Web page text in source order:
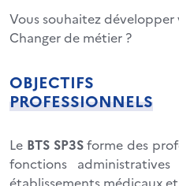
Vous souhaitez développer
Changer de métier ?
OBJECTIFS
PROFESSIONNELS
Le BTS SP3Sforme des
fonctions
établissements médicaux